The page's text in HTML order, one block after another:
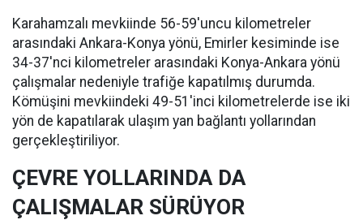
Karahamzalı mevkiinde 56-59'uncu kilometreler
arasındaki Ankara-Konya yönü, Emirler kesiminde ise
34-37'nci kilometreler arasındaki Konya-Ankara yönü
çalışmalar nedeniyle trafiğe kapatılmış durumda.
Kömüşini mevkiindeki 49-51'inci kilometrelerde ise iki
yön de kapatılarak ulaşım yan bağlantı yollarından
gerçekleştiriliyor.
ÇEVRE YOLLARINDA DA
ÇALIŞMALAR SÜRÜYOR